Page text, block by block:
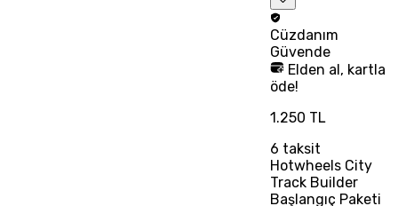
Cüzdanım
Güvende
Elden al, kartla
öde!
1.250 TL
6 taksit
Hotwheels City
Track Builder
Başlangıç Paketi